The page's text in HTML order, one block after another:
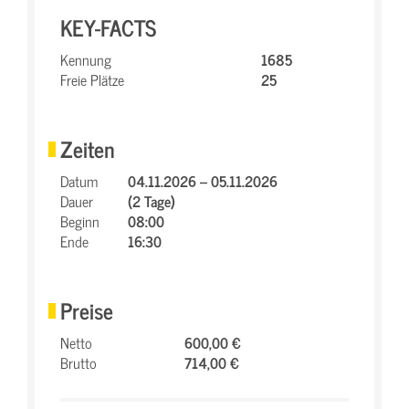
KEY-FACTS
Kennung
1685
Freie Plätze
25
Zeiten
Datum
04.11.2026 – 05.11.2026
Dauer
(2 Tage)
Beginn
08:00
Ende
16:30
Preise
Netto
600,00 €
Brutto
714,00 €